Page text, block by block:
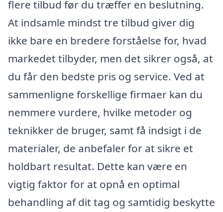
flere tilbud før du træffer en beslutning.
At indsamle mindst tre tilbud giver dig
ikke bare en bredere forståelse for, hvad
markedet tilbyder, men det sikrer også, at
du får den bedste pris og service. Ved at
sammenligne forskellige firmaer kan du
nemmere vurdere, hvilke metoder og
teknikker de bruger, samt få indsigt i de
materialer, de anbefaler for at sikre et
holdbart resultat. Dette kan være en
vigtig faktor for at opnå en optimal
behandling af dit tag og samtidig beskytte